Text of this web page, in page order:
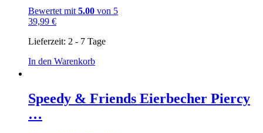
Bewertet mit 5.00 von 5
39,99 €
Lieferzeit: 2 - 7 Tage
In den Warenkorb
Speedy & Friends Eierbecher Piercy
…